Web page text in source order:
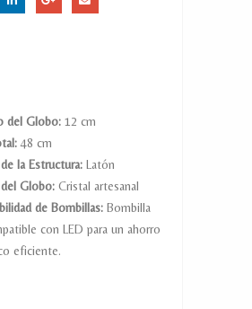
del Globo: 12 cm
48 cm
la Estructura: Latón
Globo: Cristal artesanal
de Bombillas: Bombilla
con LED para un ahorro
eficiente.